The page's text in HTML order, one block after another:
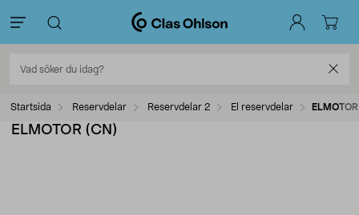
Startsida Reservdelar Reservdelar 2 El reservdelar
ELMOTOR (CN)